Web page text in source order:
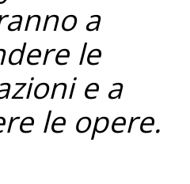
a
le
e a
le opere.